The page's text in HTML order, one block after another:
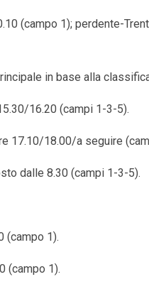
(campo 1); perdente-
in base alla
16.20 (campi 1-3-5).
17.10/18.00/a seguire
dalle 8.30 (campi 1-3-5).
(campo 1).
(campo 1).